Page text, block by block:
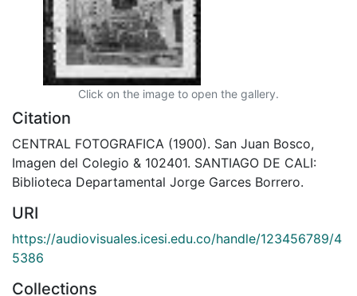
Click on the image to open the gallery.
Citation
CENTRAL FOTOGRAFICA (1900). San Juan Bosco,
Imagen del Colegio & 102401. SANTIAGO DE CALI:
Biblioteca Departamental Jorge Garces Borrero.
URI
https://audiovisuales.icesi.edu.co/handle/123456789/4
5386
Collections